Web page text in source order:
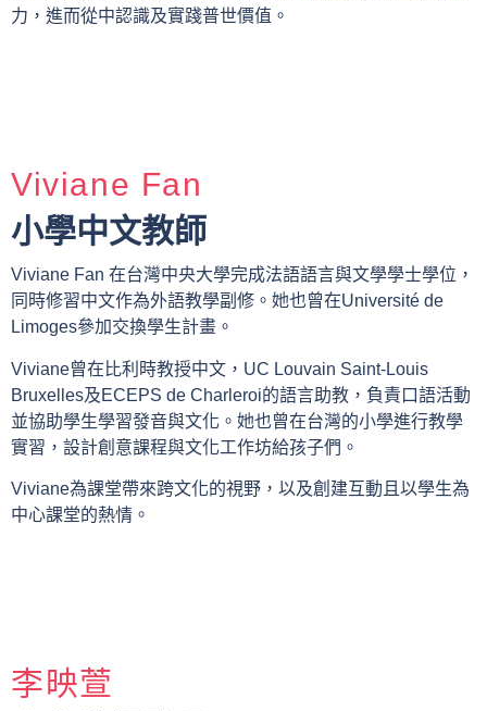
力，進而從中認識及實踐普世價值。
Viviane Fan
小學中文教師
Viviane Fan 在台灣中央大學完成法語語言與文學學士學位，
同時修習中文作為外語教學副修。她也曾在Université de
Limoges參加交換學生計畫。
Viviane曾在比利時教授中文，UC Louvain Saint-Louis
Bruxelles及ECEPS de Charleroi的語言助教，負責口語活動
並協助學生學習發音與文化。她也曾在台灣的小學進行教學
實習，設計創意課程與文化工作坊給孩子們。
Viviane為課堂帶來跨文化的視野，以及創建互動且以學生為
中心課堂的熱情。
李映萱